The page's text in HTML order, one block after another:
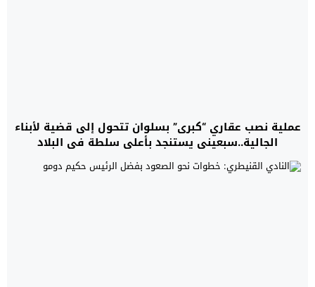
عملية نصب عقاري “كبرى” بسلوان تتحول إلى قضية لأبناء
الجالية..سبعيني يستنجد بأعلى سلطة في البلاد